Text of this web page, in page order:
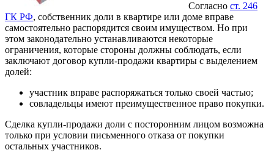
Согласно ст. 246
ГК РФ, собственник доли в квартире или доме вправе
самостоятельно распорядится своим имуществом. Но при
этом законодательно устанавливаются некоторые
ограничения, которые стороны должны соблюдать, если
заключают договор купли-продажи квартиры с выделением
долей:
участник вправе распоряжаться только своей частью;
совладельцы имеют преимущественное право покупки.
Сделка купли-продажи доли с посторонним лицом возможна
только при условии письменного отказа от покупки
остальных участников.